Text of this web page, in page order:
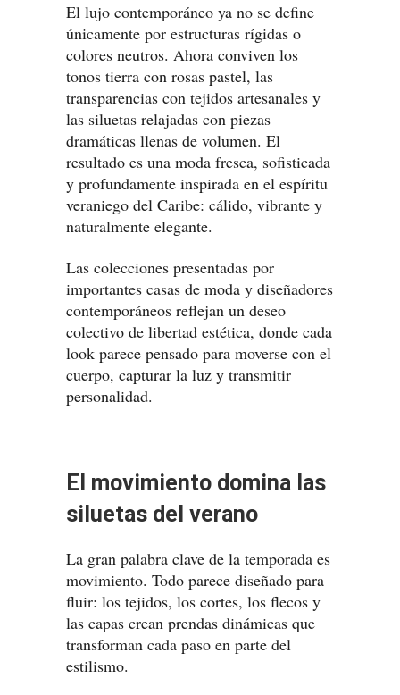
El lujo contemporáneo ya no se define
únicamente por estructuras rígidas o
colores neutros. Ahora conviven los
tonos tierra con rosas pastel, las
transparencias con tejidos artesanales y
las siluetas relajadas con piezas
dramáticas llenas de volumen. El
resultado es una moda fresca, sofisticada
y profundamente inspirada en el espíritu
veraniego del Caribe: cálido, vibrante y
naturalmente elegante.
Las colecciones presentadas por
importantes casas de moda y diseñadores
contemporáneos reflejan un deseo
colectivo de libertad estética, donde cada
look parece pensado para moverse con el
cuerpo, capturar la luz y transmitir
personalidad.
El movimiento domina las
siluetas del verano
La gran palabra clave de la temporada es
movimiento. Todo parece diseñado para
fluir: los tejidos, los cortes, los flecos y
las capas crean prendas dinámicas que
transforman cada paso en parte del
estilismo.